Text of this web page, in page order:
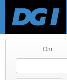
Om